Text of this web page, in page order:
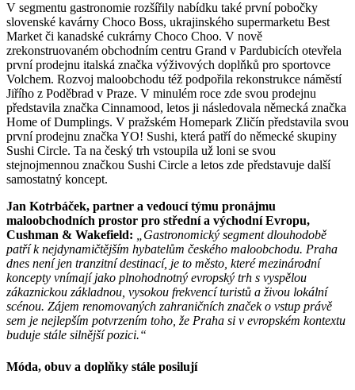
V segmentu gastronomie rozšířily nabídku také první pobočky
slovenské kavárny Choco Boss, ukrajinského supermarketu Best
Market či kanadské cukrárny Choco Choo. V nově
zrekonstruovaném obchodním centru Grand v Pardubicích otevřela
první prodejnu italská značka výživových doplňků pro sportovce
Volchem. Rozvoj maloobchodu též podpořila rekonstrukce náměstí
Jiřího z Poděbrad v Praze. V minulém roce zde svou prodejnu
představila značka Cinnamood, letos ji následovala německá značka
Home of Dumplings. V pražském Homepark Zličín představila svou
první prodejnu značka YO! Sushi, která patří do německé skupiny
Sushi Circle. Ta na český trh vstoupila už loni se svou
stejnojmennou značkou Sushi Circle a letos zde představuje další
samostatný koncept.
Jan Kotrbáček, partner a vedoucí týmu pronájmu
maloobchodních prostor pro střední a východní Evropu,
Cushman & Wakefield: „Gastronomický segment dlouhodobě
patří k nejdynamičtějším hybatelům českého maloobchodu. Praha
dnes není jen tranzitní destinací, je to město, které mezinárodní
koncepty vnímají jako plnohodnotný evropský trh s vyspělou
zákaznickou základnou, vysokou frekvencí turistů a živou lokální
scénou. Zájem renomovaných zahraničních značek o vstup právě
sem je nejlepším potvrzením toho, že Praha si v evropském kontextu
buduje stále silnější pozici.“
Móda, obuv a doplňky stále posilují